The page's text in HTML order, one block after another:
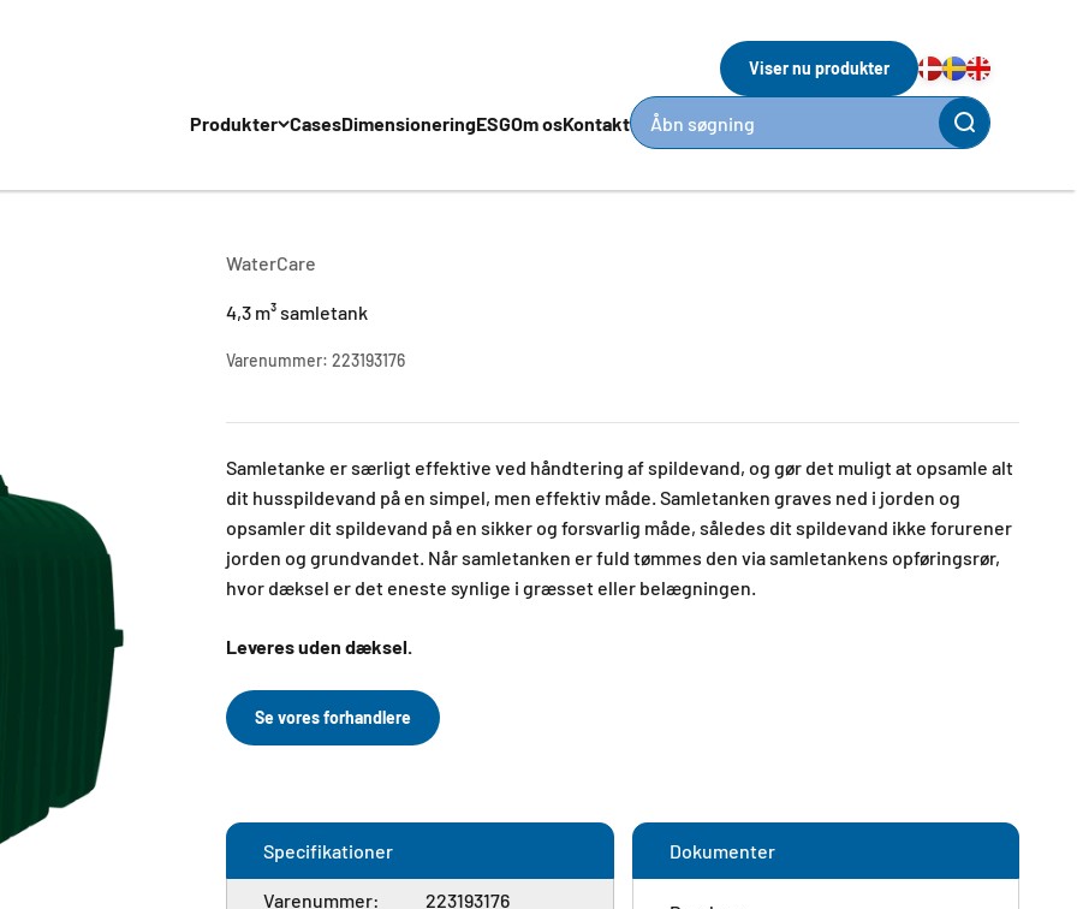
Produkter CasesDimensioneringESGOm osKontakt Åbn søgning
Viser nu produkter
WaterCare
4,3 m³ samletank
Varenummer: 223193176
Samletanke er særligt effektive ved håndtering af spildevand, og gør det muligt at opsamle alt
dit husspildevand på en simpel, men effektiv måde. Samletanken graves ned i jorden og
opsamler dit spildevand på en sikker og forsvarlig måde, således dit spildevand ikke forurener
jorden og grundvandet. Når samletanken er fuld tømmes den via samletankens opføringsrør,
hvor dæksel er det eneste synlige i græsset eller belægningen.​
Leveres uden dæksel.
Se vores forhandlere
Specifikationer
Varenummer:
223193176
Dokumenter